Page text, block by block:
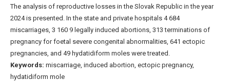
The analysis of reproductive losses in the Slovak Republic in the year
2024 is presented. In the state and private hospitals 4 684
miscarriages, 3 160 9 legally induced abortions, 313 terminations of
pregnancy for foetal severe congenital abnormalities, 641 ectopic
pregnancies, and 49 hydatidiform moles were treated.
Keywords: miscarriage, induced abortion, ectopic pregnancy,
hydatidiform mole